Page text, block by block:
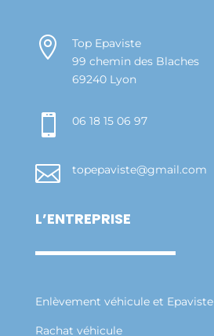

Top Epaviste
99 chemin des Blaches
69240 Lyon
 06 18 15 06 97
 topepaviste@gmail.com
L’ENTREPRISE
Enlèvement véhicule et Epaviste
Rachat véhicule